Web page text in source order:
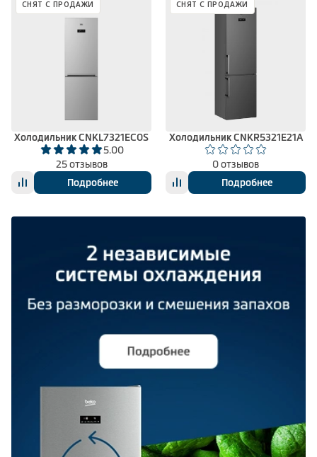
СНЯТ С ПРОДАЖИ
Холодильник CNKL7321EC0S
5.00
25 отзывов
Подробнее
СНЯТ С ПРОДАЖИ
Холодильник CNKR5321E21A
0 отзывов
Подробнее